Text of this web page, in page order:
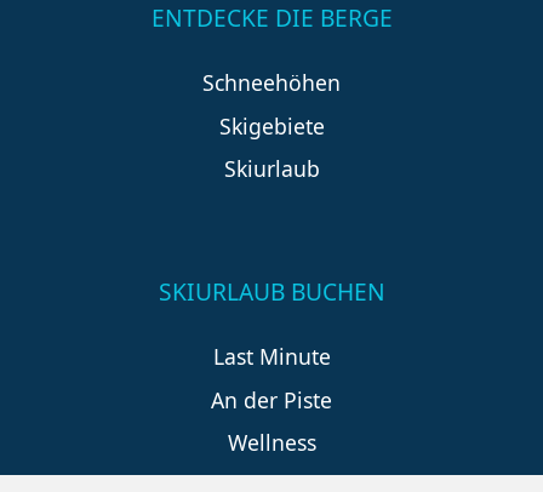
ENTDECKE DIE BERGE
Schneehöhen
Skigebiete
Skiurlaub
SKIURLAUB BUCHEN
Last Minute
An der Piste
Wellness